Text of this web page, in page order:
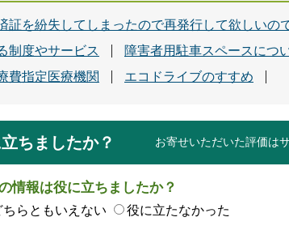
証を紛失してしまったので再発行して欲しいの
制度やサービス
障害者用駐車スペースにつ
費指定医療機関
エコドライブのすすめ
ちましたか？ お寄せいただいた評価は
情報は役に立ちましたか？
ちらともいえない 役に立たなかった